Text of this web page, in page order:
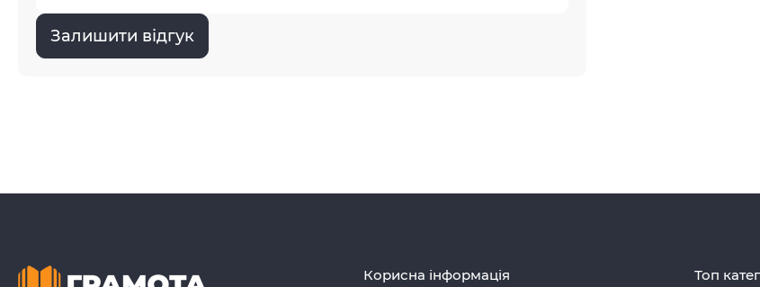
Залишити відгук
Корисна інформація Топ